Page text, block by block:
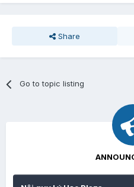
Share
Go to topic listing